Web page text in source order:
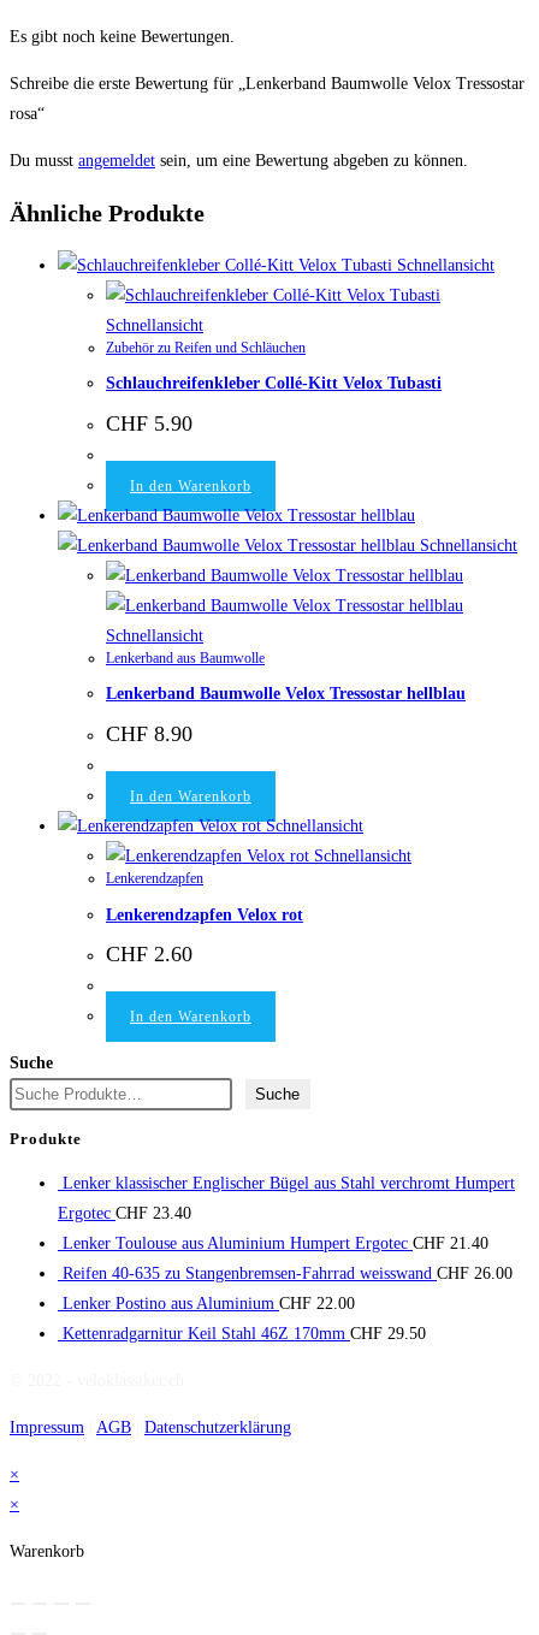
Es gibt noch keine Bewertungen.
Schreibe die erste Bewertung für „Lenkerband Baumwolle Velox Tressostar
rosa“
Du musst angemeldet sein, um eine Bewertung abgeben zu können.
Ähnliche Produkte
Schnellansicht
Schnellansicht
Zubehör zu Reifen und Schläuchen
Schlauchreifenkleber Collé-Kitt Velox Tubasti
CHF 5.90
In den Warenkorb
Schnellansicht
Schnellansicht
Lenkerband aus Baumwolle
Lenkerband Baumwolle Velox Tressostar hellblau
CHF 8.90
In den Warenkorb
Schnellansicht
Schnellansicht
Lenkerendzapfen
Lenkerendzapfen Velox rot
CHF 2.60
In den Warenkorb
Suche
Suche
Produkte
Lenker klassischer Englischer Bügel aus Stahl verchromt Humpert
Ergotec CHF 23.40
Lenker Toulouse aus Aluminium Humpert Ergotec CHF 21.40
Reifen 40-635 zu Stangenbremsen-Fahrrad weisswand CHF 26.00
Lenker Postino aus Aluminium CHF 22.00
Kettenradgarnitur Keil Stahl 46Z 170mm CHF 29.50
Impressum AGB Datenschutzerklärung
×
×
Warenkorb